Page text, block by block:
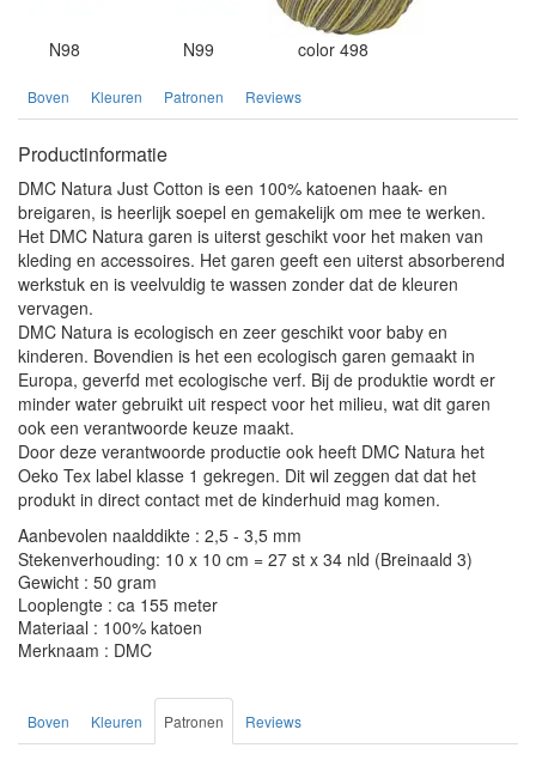
N98 N99 color 498
Boven Kleuren Patronen Reviews
Productinformatie
DMC Natura Just Cotton is een 100% katoenen haak- en
breigaren, is heerlijk soepel en gemakelijk om mee te werken.
Het DMC Natura garen is uiterst geschikt voor het maken van
kleding en accessoires. Het garen geeft een uiterst absorberend
werkstuk en is veelvuldig te wassen zonder dat de kleuren
vervagen.
DMC Natura is ecologisch en zeer geschikt voor baby en
kinderen. Bovendien is het een ecologisch garen gemaakt in
Europa, geverfd met ecologische verf. Bij de produktie wordt er
minder water gebruikt uit respect voor het milieu, wat dit garen
ook een verantwoorde keuze maakt.
Door deze verantwoorde productie ook heeft DMC Natura het
Oeko Tex label klasse 1 gekregen. Dit wil zeggen dat dat het
produkt in direct contact met de kinderhuid mag komen.
Aanbevolen naalddikte : 2,5 - 3,5 mm
Stekenverhouding: 10 x 10 cm = 27 st x 34 nld (Breinaald 3)
Gewicht : 50 gram
Looplengte : ca 155 meter
Materiaal : 100% katoen
Merknaam : DMC
Boven Kleuren Patronen Reviews